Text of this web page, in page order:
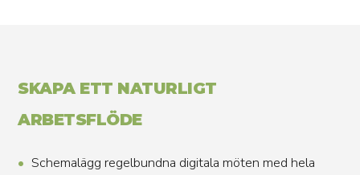
SKAPA ETT NATURLIGT
ARBETSFLÖDE
Schemalägg regelbundna digitala möten med hela